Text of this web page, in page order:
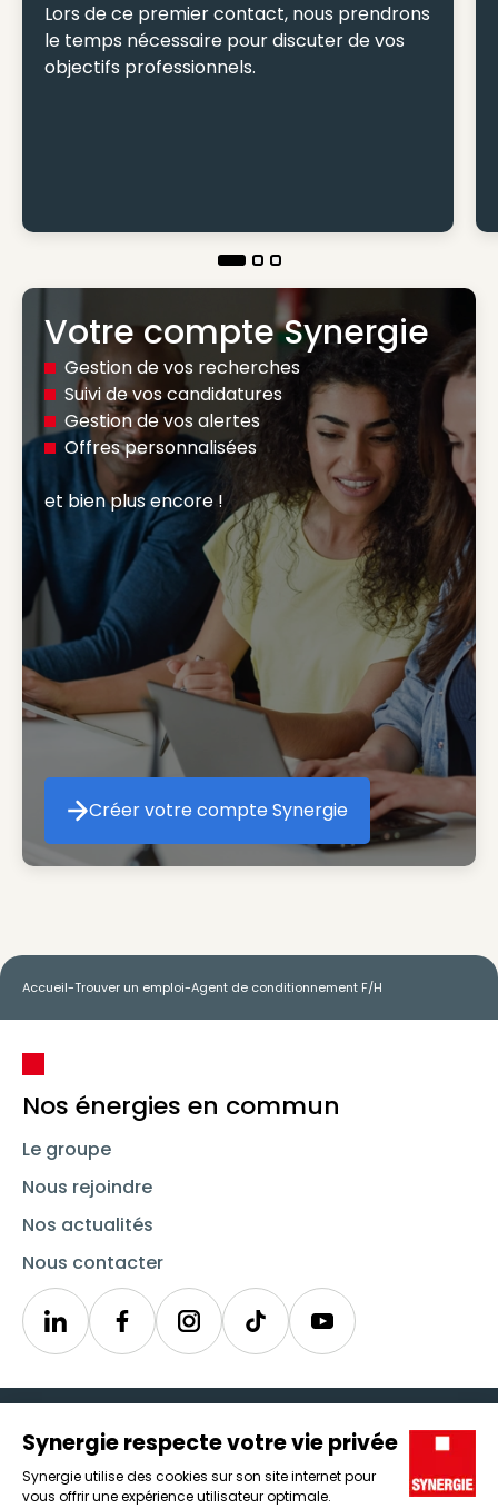
Lors de ce premier contact, nous prendrons
le temps nécessaire pour discuter de vos
objectifs professionnels.
Votre compte Synergie
Gestion de vos recherches
Suivi de vos candidatures
Gestion de vos alertes
Offres personnalisées
et bien plus encore !
Créer votre compte Synergie
Créer votre compte Synergie
Accueil-Trouver un emploi-Agent de conditionnement F/H
Nos énergies en commun
Le groupe
Nous rejoindre
Nos actualités
Nous contacter
LinkedinSynergieInstagramTikTok Youtube
Icône d'illustration
Candidats
Entreprises
Icône d'illustration